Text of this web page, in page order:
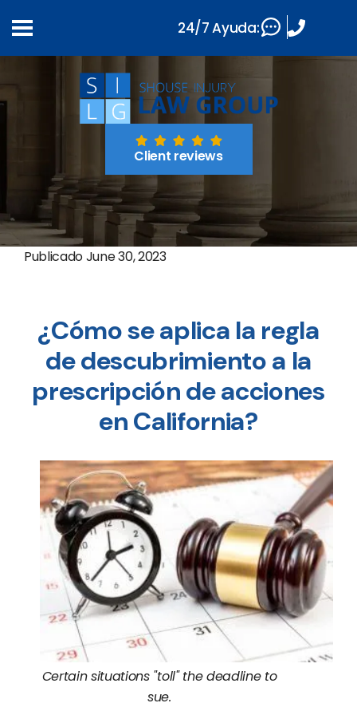
Client reviews
PublicadoJune 30, 2023
¿Cómo se aplica la regla
de descubrimiento a la
prescripción de acciones
en California?
Certain situations "toll" the deadline to
sue.
24/7 Ayuda: